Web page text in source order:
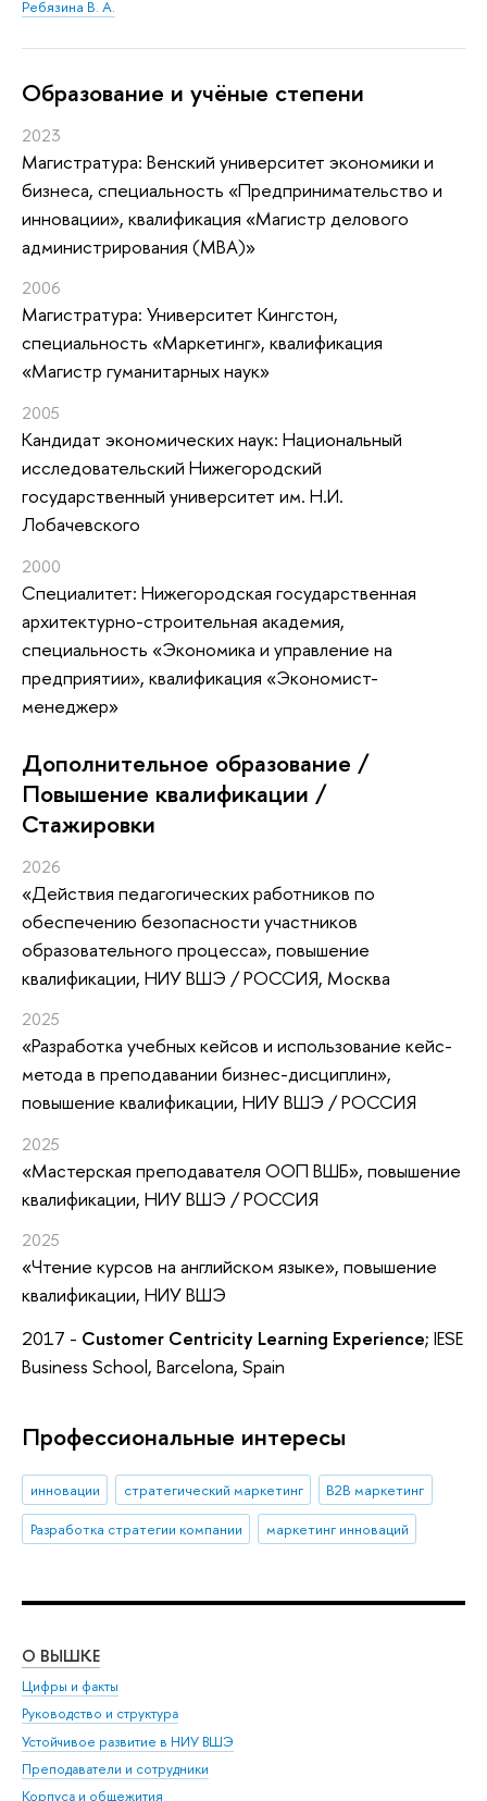
Ребязина В. А.
Oбразование и учёные степени
2023
Магистратура: Венский университет экономики и
бизнеса, специальность «Предпринимательство и
инновации», квалификация «Магистр делового
администрирования (МВА)»
2006
Магистратура: Университет Кингстон,
специальность «Маркетинг», квалификация
«Магистр гуманитарных наук»
2005
Кандидат экономических наук: Национальный
исследовательский Нижегородский
государственный университет им. Н.И.
Лобачевского
2000
Специалитет: Нижегородская государственная
архитектурно-строительная академия,
специальность «Экономика и управление на
предприятии», квалификация «Экономист-
менеджер»
Дополнительное образование /
Повышение квалификации /
Стажировки
2026
«Действия педагогических работников по
обеспечению безопасности участников
образовательного процесса», повышение
квалификации, НИУ ВШЭ / РОССИЯ, Москва
2025
«Разработка учебных кейсов и использование кейс-
метода в преподавании бизнес-дисциплин»,
повышение квалификации, НИУ ВШЭ / РОССИЯ
2025
«Мастерская преподавателя ООП ВШБ», повышение
квалификации, НИУ ВШЭ / РОССИЯ
2025
«Чтение курсов на английском языке», повышение
квалификации, НИУ ВШЭ
2017 - Customer Centricity Learning Experience; IESE
Business School, Barcelona, Spain
Профессиональные интересы
инновации стратегический маркетинг
В2В маркетинг
Разработка стратегии компании
маркетинг инноваций
О ВЫШКЕ
Цифры и факты
Руководство и структура
Устойчивое развитие в НИУ ВШЭ
Преподаватели и сотрудники
Корпуса и общежития